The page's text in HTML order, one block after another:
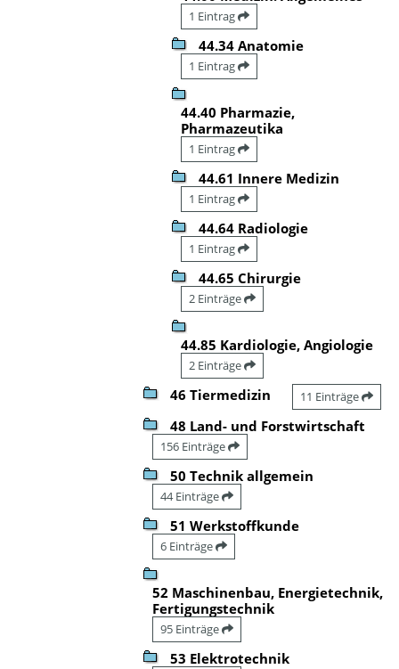
1 Eintrag
44.34 Anatomie
1 Eintrag
44.40 Pharmazie,
Pharmazeutika
1 Eintrag
44.61 Innere Medizin
1 Eintrag
44.64 Radiologie
1 Eintrag
44.65 Chirurgie
2 Einträge
44.85 Kardiologie, Angiologie
2 Einträge
46 Tiermedizin 11 Einträge
48 Land- und Forstwirtschaft
156 Einträge
50 Technik allgemein
44 Einträge
51 Werkstoffkunde
6 Einträge
52 Maschinenbau, Energietechnik,
Fertigungstechnik
95 Einträge
53 Elektrotechnik